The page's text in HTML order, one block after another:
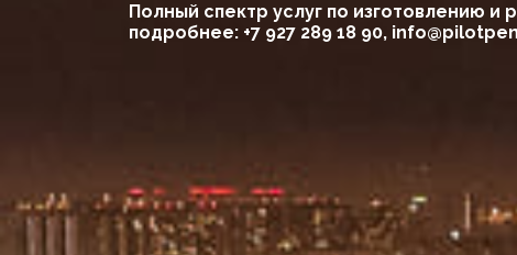
Полный спектр услуг по изготовлению
подробнее: +7 927 289 18 90,